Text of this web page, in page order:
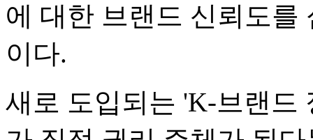
에 대한 브랜드 신뢰도를
이다.
새로 도입되는 'K-브랜드